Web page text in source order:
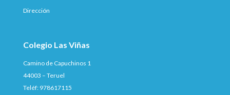
Dirección
Colegio Las Viñas
Camino de Capuchinos 1
44003 – Teruel
Teléf: 978617115